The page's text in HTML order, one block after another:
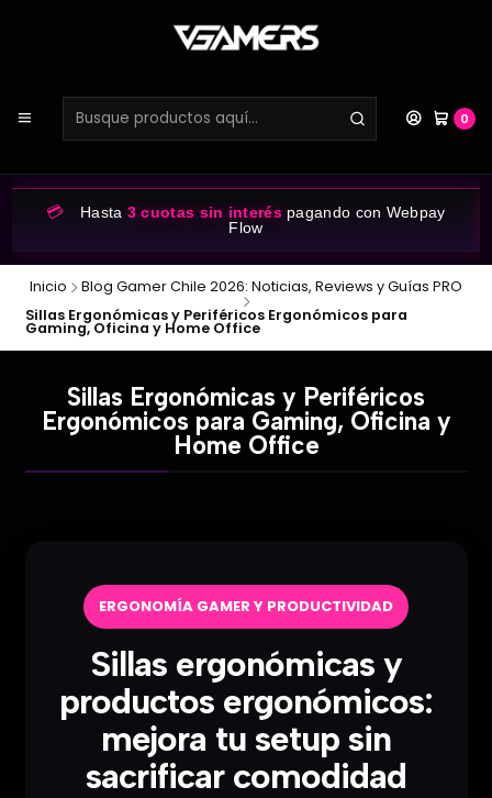
0
💳 Hasta 3 cuotas sin interéspagando con Webpay
Flow
Inicio
Blog Gamer Chile 2026: Noticias, Reviews y Guías PRO
Sillas Ergonómicas y Periféricos Ergonómicos para
Gaming, Oficina y Home Office
Sillas Ergonómicas y Periféricos
Ergonómicos para Gaming, Oficina y
Home Office
ERGONOMÍA GAMER Y PRODUCTIVIDAD
Sillas ergonómicas y
productos ergonómicos:
mejora tu setup sin
sacrificar comodidad